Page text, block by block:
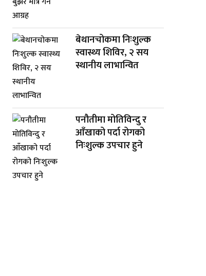
बेथानचोकमा निःशुल्क
स्वास्थ्य शिविर, २ सय
स्थानीय लाभान्वित
पनौतीमा मोतिविन्दु र
आँखाको पर्दा रोगको
निःशुल्क उपचार हुने